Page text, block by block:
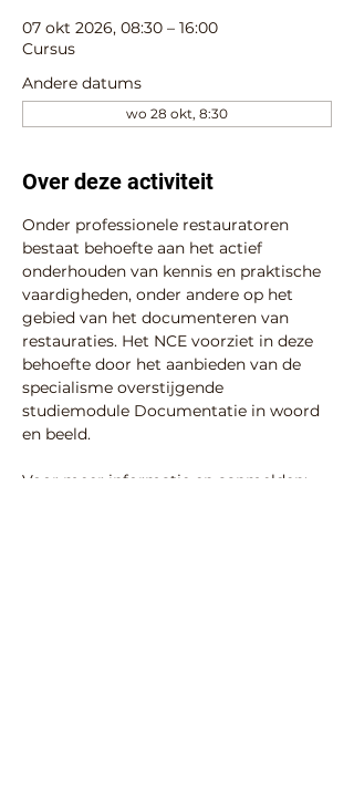
07 okt 2026, 08:30 – 16:00
Cursus
Andere datums
wo 28 okt, 8:30
Over deze activiteit
Onder professionele restauratoren
bestaat behoefte aan het actief
onderhouden van kennis en praktische
vaardigheden, onder andere op het
gebied van het documenteren van
restauraties. Het NCE voorziet in deze
behoefte door het aanbieden van de
specialisme overstijgende
studiemodule Documentatie in woord
en beeld.
Voor meer informatie en aanmelden: